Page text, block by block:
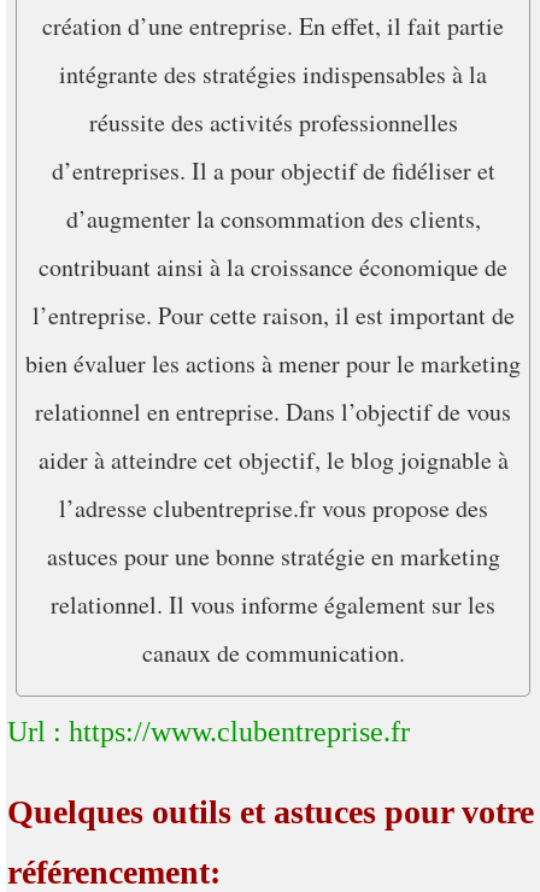
création d’une entreprise. En effet, il fait partie
intégrante des stratégies indispensables à la
réussite des activités professionnelles
d’entreprises. Il a pour objectif de fidéliser et
d’augmenter la consommation des clients,
contribuant ainsi à la croissance économique de
l’entreprise. Pour cette raison, il est important de
bien évaluer les actions à mener pour le marketing
relationnel en entreprise. Dans l’objectif de vous
aider à atteindre cet objectif, le blog joignable à
l’adresse clubentreprise.fr vous propose des
astuces pour une bonne stratégie en marketing
relationnel. Il vous informe également sur les
canaux de communication.
Url : https://www.clubentreprise.fr
Quelques outils et astuces pour votre
référencement: